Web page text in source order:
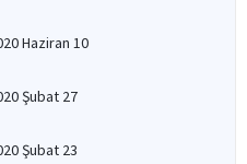
Haziran 10
Şubat 27
Şubat 23